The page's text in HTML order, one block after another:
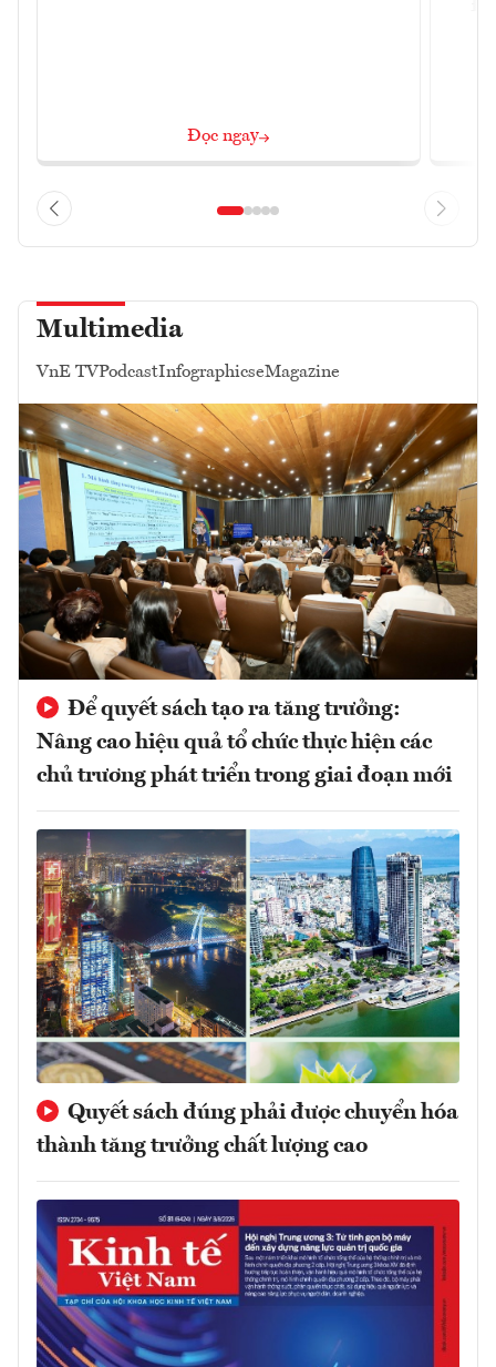
Đọc ngay
Multimedia
VnE TVPodcastInfographicseMagazine
Để quyết sách tạo ra tăng trưởng:
Nâng cao hiệu quả tổ chức thực hiện các
chủ trương phát triển trong giai đoạn mới
Quyết sách đúng phải được chuyển hóa
thành tăng trưởng chất lượng cao